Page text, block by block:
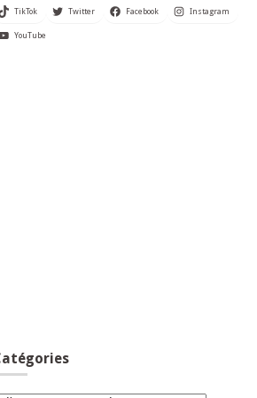
TikTok Twitter Facebook Instagram
YouTube